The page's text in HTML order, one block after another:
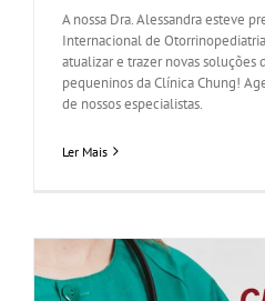
A nossa Dra. Alessandra esteve
Internacional de
atualizar e trazer novas soluções
pequeninos da Clínica Chung!
de nossos especialistas.
Ler Mais